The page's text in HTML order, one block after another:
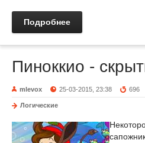
Подробнее
Пиноккио -
mlevox 25-03-2015, 23:38 696
Логические